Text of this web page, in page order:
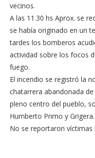
vecinos.
A las 11.30 hs Aprox. se
se había originado en un
tardes los bomberos
actividad sobre los focos
fuego.
El incendio se registró la
chatarrera abandonada
pleno centro del pueblo,
Humberto Primo y Grigera.
No se reportaron víctimas